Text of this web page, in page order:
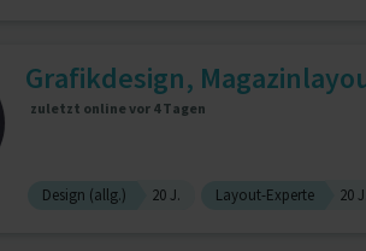
Grafikdesign,
zuletzt online vor 4 Tagen
Design (allg.) 20 J. Layout-Experte 20 J.